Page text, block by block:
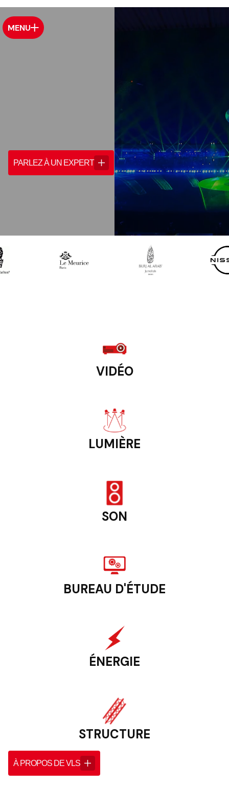
MENU
PARLEZ À UN EXPERT
VIDÉO
LUMIÈRE
SON
BUREAU D'ÉTUDE
ÉNERGIE
STRUCTURE
À PROPOS DE VLS